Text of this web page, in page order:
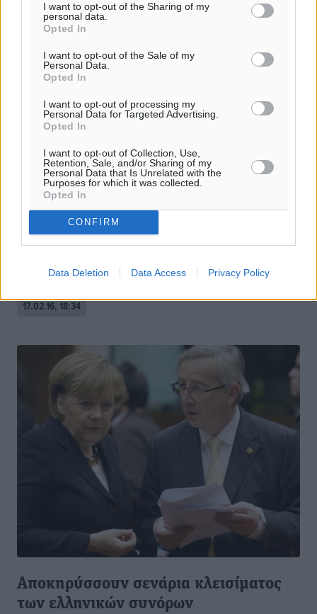
I want to opt-out of the Sharing of my
personal data.
Opted In
I want to opt-out of the Sale of my
Personal Data.
Opted In
I want to opt-out of processing my
Personal Data for Targeted Advertising.
Opted In
I want to opt-out of Collection, Use,
Retention, Sale, and/or Sharing of my
Personal Data that Is Unrelated with the
Purposes for which it was collected.
Opted In
CONFIRM
Data Deletion Data Access Privacy Policy
Στην αυλή του γείτονα
Δεν είναι πρώτη φορά που τοπικές κοινωνίες αντιδρούν
φοβικά σε οτιδήποτε θεωρούν ότι μπορεί να διαταράξει
έλεγαν ότι δίπλα ...
17.02.16, 18:34
Αποκηρύσσουν σενάρια κλεισίματος
των ελληνικών συνόρων